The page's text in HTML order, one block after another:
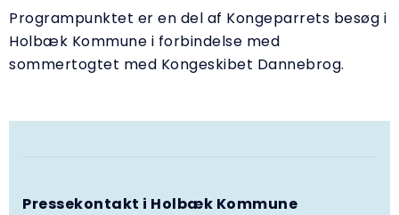
Programpunktet er en del af Kongeparrets besøg i
Holbæk Kommune i forbindelse med
sommertogtet med Kongeskibet Dannebrog.
Pressekontakt i Holbæk Kommune